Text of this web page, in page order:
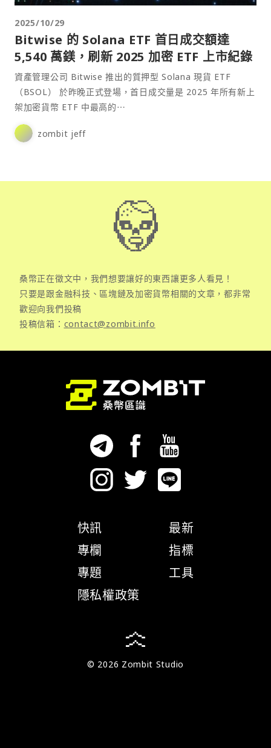
2025/10/29
Bitwise 的 Solana ETF 首日成交額達
5,540 萬鎂，刷新 2025 加密 ETF 上市紀錄
資產管理公司 Bitwise 推出的質押型 Solana 現貨 ETF
（BSOL） 於昨晚正式登場，首日成交量是 2025 年所有新上
架加密貨幣 ETF 中最高的⋯
zombit jeff
桑幣正在徵文中，我們想要讓好的東西讓更多人看見！
只要是跟金融科技、區塊鏈及加密貨幣相關的文章，都非常
歡迎向我們投稿
投稿信箱： contact@zombit.info
快訊
專欄
專題
隱私權政策
最新
指標
工具
© 2026 Zombit Studio